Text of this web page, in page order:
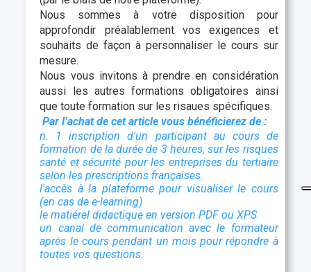
Nous sommes à votre disposition pour
approfondir préalablement vos exigences et
souhaits de façon à personnaliser le cours sur
mesure.
Nous vous invitons à prendre en considération
aussi les autres formations obligatoires ainsi
que toute formation sur les risaues spécifiques.
Par l’achat de cet article vous bénéficierez de :
n. 1 inscription d'un participant au cours de
formation de la durée de 3 heures, sur les risques
santé et sécurité pour les entreprises du tertiaire
selon les prescriptions françaises.
l'accès à la plateforme pour visualiser le cours
(en cas de e-learning)
le matiérel didactique en version PDF ou XPS
un canal de communication avec le formateur
après le cours pendant un mois pour répondre à
toutes vos questions.